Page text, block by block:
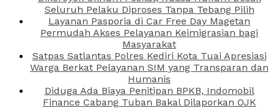
Seluruh Pelaku Diproses Tanpa Tebang Pilih
Layanan Pasporia di Car Free Day Magetan
Permudah Akses Pelayanan Keimigrasian bagi
Masyarakat
Satpas Satlantas Polres Kediri Kota Tuai Apresiasi
Warga Berkat Pelayanan SIM yang Transparan dan
Humanis
Diduga Ada Biaya Penitipan BPKB, Indomobil
Finance Cabang Tuban Bakal Dilaporkan OJK